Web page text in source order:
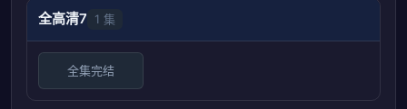
全高清7 1 集
全集完结